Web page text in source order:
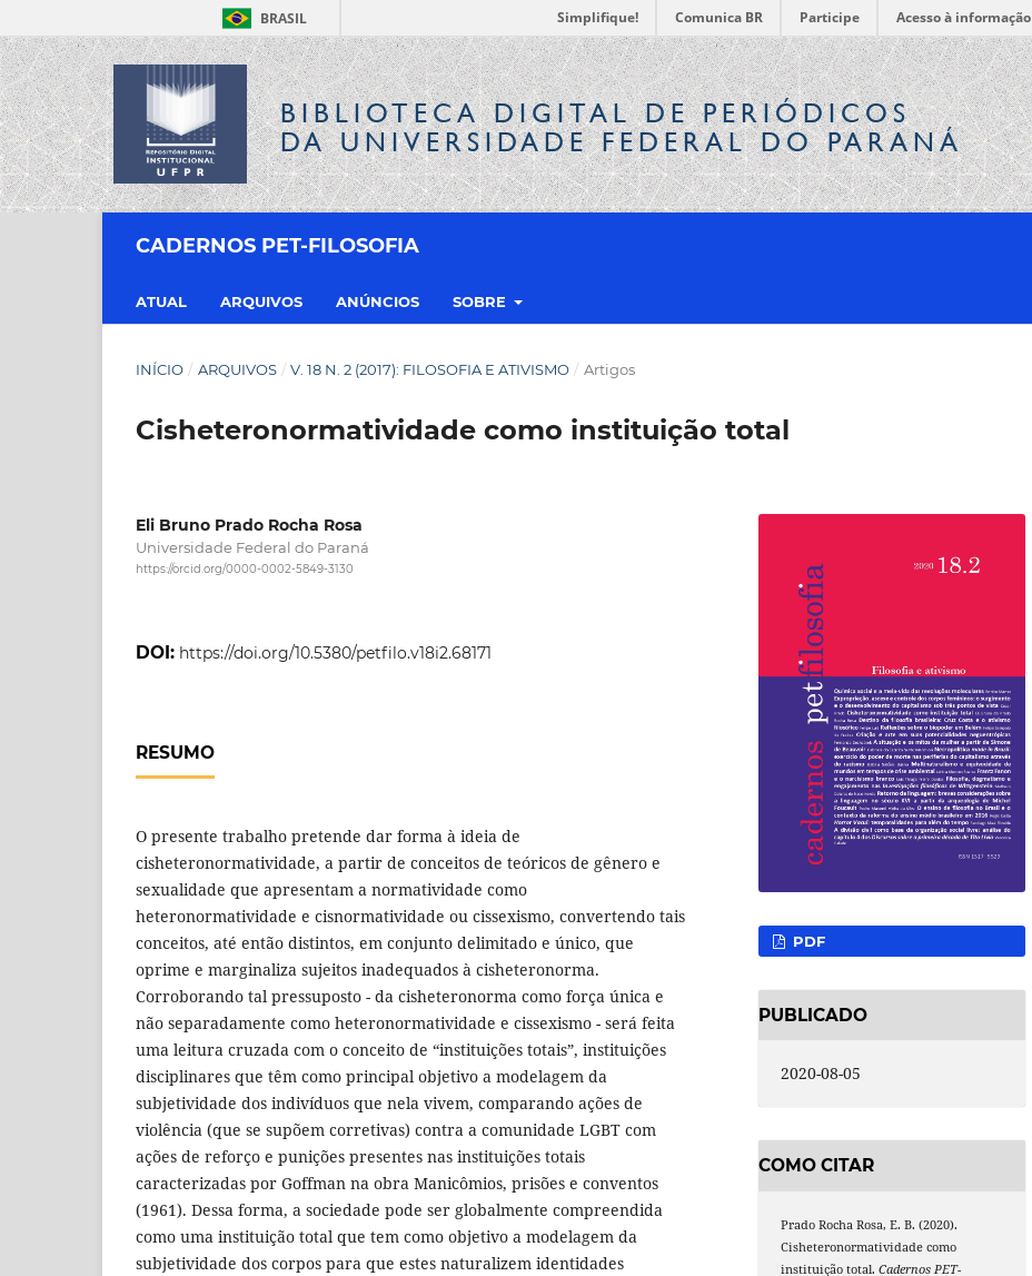
BRASIL Simplifique! Comunica BR Participe Acesso à informação
BIBLIOTECA DIGITALDE PERIÓDICOS
DA UNIVERSIDADE FEDERAL DO PARANÁ
CADERNOS PET-FILOSOFIA
ATUAL ARQUIVOS ANÚNCIOS SOBRE
INÍCIO / ARQUIVOS / V. 18 N. 2 (2017): FILOSOFIA E ATIVISMO / Artigos
Cisheteronormatividade como instituição total
Eli Bruno Prado Rocha Rosa
Universidade Federal do Paraná
https://orcid.org/0000-0002-5849-3130
DOI: https://doi.org/10.5380/petfilo.v18i2.68171
RESUMO
O presente trabalho pretende dar forma à ideia de
cisheteronormatividade, a partir de conceitos de teóricos de gênero e
sexualidade que apresentam a normatividade como
heteronormatividade e cisnormatividade ou cissexismo, convertendo tais
conceitos, até então distintos, em conjunto delimitado e único, que
oprime e marginaliza sujeitos inadequados à cisheteronorma.
Corroborando tal pressuposto - da cisheteronorma como força única e
não separadamente como heteronormatividade e cissexismo - será feita
uma leitura cruzada com o conceito de “instituições totais”, instituições
disciplinares que têm como principal objetivo a modelagem da
subjetividade dos indivíduos que nela vivem, comparando ações de
violência (que se supõem corretivas) contra a comunidade LGBT com
ações de reforço e punições presentes nas instituições totais
caracterizadas por Goffman na obra Manicômios, prisões e conventos
(1961). Dessa forma, a sociedade pode ser globalmente compreendida
como uma instituição total que tem como objetivo a modelagem da
subjetividade dos corpos para que estes naturalizem identidades
PDF
PUBLICADO
2020-08-05
COMO CITAR
Prado Rocha Rosa, E. B. (2020).
Cisheteronormatividade como
instituição total.Cadernos PET-